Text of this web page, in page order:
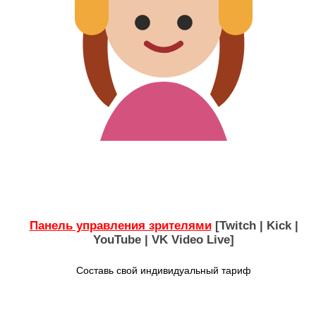
Панель управления зрителями [Twitch | Kick |